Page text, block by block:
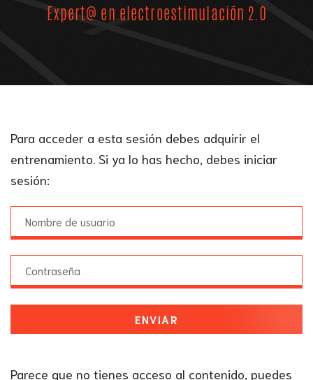
Expert@ en electroestimulación 2.0
Para acceder a esta sesión debes adquirir el
entrenamiento. Si ya lo has hecho, debes iniciar
sesión:
ENVIAR
Parece que no tienes acceso al contenido, puedes